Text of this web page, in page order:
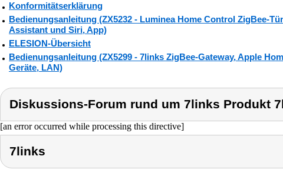
Konformitätserklärung
Bedienungsanleitung (ZX5232 - Luminea Home Control ZigBee-
Assistant und Siri, App)
ELESION-Übersicht
Bedienungsanleitung (ZX5299 - 7links ZigBee-Gateway, Apple
Geräte, LAN)
Diskussions-Forum rund um 7links Produkt
[an error occurred while processing this directive]
7links